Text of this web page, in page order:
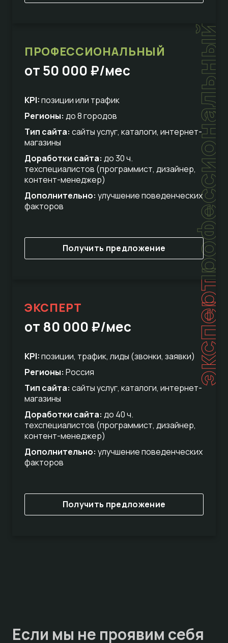
профессиональный
ПРОФЕССИОНАЛЬНЫЙ
от 50 000 ₽/мес
KPI:позиции или трафик
Регионы: до 8 городов
Тип сайта: сайты услуг, каталоги, интернет-
магазины
Доработки сайта: до 30 ч.
техспециалистов (программист, дизайнер,
контент-менеджер)
Дополнительно: улучшение поведенческих
факторов
Получить предложение
эксперт
ЭКСПЕРТ
от 80 000 ₽/мес
KPI:позиции, трафик, лиды (звонки, заявки)
Регионы: Россия
Тип сайта: сайты услуг, каталоги, интернет-
магазины
Доработки сайта: до 40 ч.
техспециалистов (программист, дизайнер,
контент-менеджер)
Дополнительно: улучшение поведенческих
факторов
Получить предложение
Если мы не проявим себя